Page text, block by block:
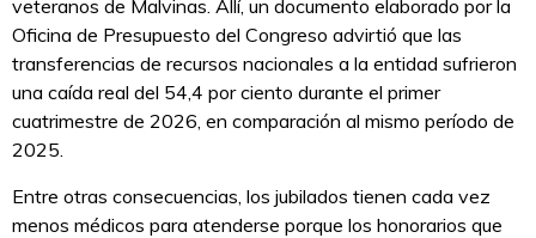
veteranos de Malvinas. Allí, un documento elaborado por la
Oficina de Presupuesto del Congreso advirtió que las
transferencias de recursos nacionales a la entidad sufrieron
una caída real del 54,4 por ciento durante el primer
cuatrimestre de 2026, en comparación al mismo período de
2025.
Entre otras consecuencias, los jubilados tienen cada vez
menos médicos para atenderse porque los honorarios que